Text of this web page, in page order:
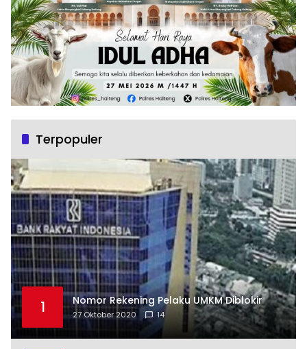
Terpopuler
1 Nomor Rekening Pelaku UMKM Diblokir
27 Oktober 2020 14